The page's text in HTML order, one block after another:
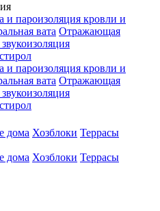
и пароизоляция кровли и
вата Отражающая
и пароизоляция кровли и
вата Отражающая
дома Хозблоки Террасы
дома Хозблоки Террасы